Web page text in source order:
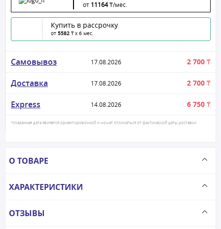
от 11164₸/мес.
Купить в рассрочку
от 5582 ₸ x 6 мес.
Самовывоз 17.08.2026 2 700 ₸
Доставка 17.08.2026 2 700 ₸
Express 14.08.2026 6 750 ₸
*Указанная дата является ориентировочной и может отличаться от фактической даты доставки
О ТОВАРЕ
ХАРАКТЕРИСТИКИ
ОТЗЫВЫ